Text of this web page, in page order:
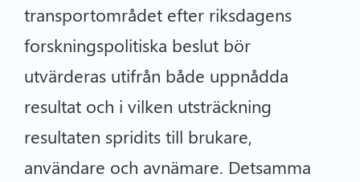
transportområdet efter riksdagens
forskningspolitiska beslut bör
utvärderas utifrån både uppnådda
resultat och i vilken utsträckning
resultaten spridits till brukare,
användare och avnämare. Detsamma